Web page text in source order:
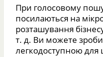
При голосовому
посилаються на
розташування
т. д. Ви можете
легкодоступною для